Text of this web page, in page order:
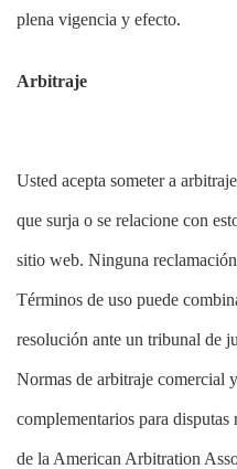
plena vigencia y efecto.
Arbitraje
Usted acepta someter a
que surja o se relacione con
sitio web. Ninguna
Términos de uso puede
resolución ante un tribunal de
Normas de arbitraje comercial
complementarios para
de la American Arbitration